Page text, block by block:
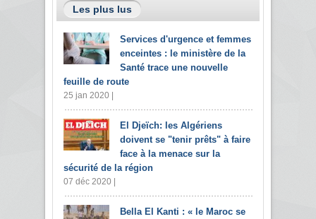
Les plus lus
Services d'urgence et femmes
enceintes : le ministère de la
Santé trace une nouvelle
feuille de route
25 jan 2020 |
El Djeïch: les Algériens
doivent se "tenir prêts" à faire
face à la menace sur la
sécurité de la région
07 déc 2020 |
Bella El Kanti : « le Maroc se